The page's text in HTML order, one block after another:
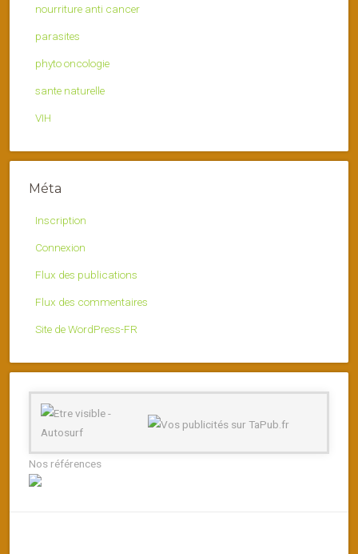
nourriture anti cancer
parasites
phyto oncologie
sante naturelle
VIH
Méta
Inscription
Connexion
Flux des publications
Flux des commentaires
Site de WordPress-FR
Nos références